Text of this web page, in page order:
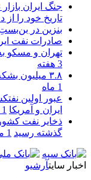
جنگ ایران
تاریخ خود را
بنزین در
صادرات نفت
تهران و مسکو
3 هفته
۳.۸ میلیون بشکه نفت خام ایران از محاصره آمریکا عبور کرد
1 ماه
عبور اولین
ایران و آمریکا 1 ماه
گذشته رسید 1 ماه
اخبار سایتآرشیو